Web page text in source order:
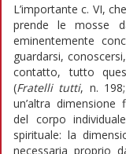
L’importante c. VI,
prende le mosse
eminentemente
guardarsi,
contatto, tutto
(Fratelli tutti, n. 198;
un’altra dimensione
del corpo
spirituale: la
necessaria proprio